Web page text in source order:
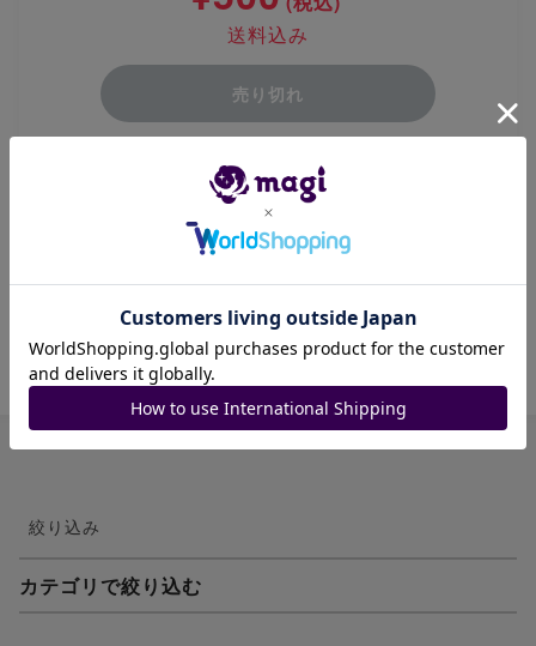
送料込み
売り切れ
4枚セットになります
プレイ用でお願いします
商品ID: 112715016
絞り込み
カテゴリで絞り込む